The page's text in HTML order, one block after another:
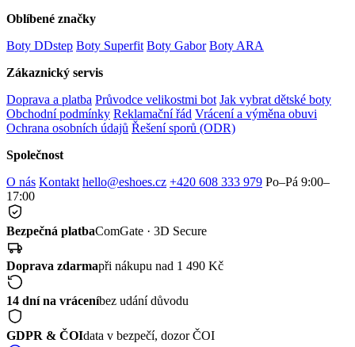
Oblíbené značky
Boty DDstep Boty Superfit Boty Gabor Boty ARA
Zákaznický servis
Doprava a platba Průvodce velikostmi bot Jak vybrat dětské boty
Obchodní podmínky Reklamační řád Vrácení a výměna obuvi
Ochrana osobních údajů Řešení sporů (ODR)
Společnost
O nás Kontakt hello@eshoes.cz +420 608 333 979 Po–Pá 9:00–
17:00
Bezpečná platbaComGate · 3D Secure
Doprava zdarmapři nákupu nad 1 490 Kč
14 dní na vráceníbez udání důvodu
GDPR & ČOIdata v bezpečí, dozor ČOI